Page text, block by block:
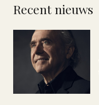
Recent nieuws